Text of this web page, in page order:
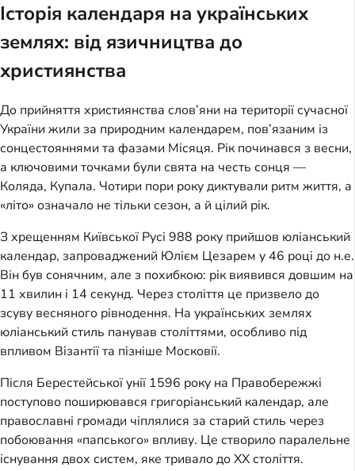
Історія календаря на українських
землях: від язичництва до
християнства
До прийняття християнства слов’яни на території сучасної
України жили за природним календарем, пов’язаним із
сонцестояннями та фазами Місяця. Рік починався з весни,
а ключовими точками були свята на честь сонця —
Коляда, Купала. Чотири пори року диктували ритм життя, а
«літо» означало не тільки сезон, а й цілий рік.
З хрещенням Київської Русі 988 року прийшов юліанський
календар, запроваджений Юлієм Цезарем у 46 році до н.е.
Він був сонячним, але з похибкою: рік виявився довшим на
11 хвилин і 14 секунд. Через століття це призвело до
зсуву весняного рівнодення. На українських землях
юліанський стиль панував століттями, особливо під
впливом Візантії та пізніше Московії.
Після Берестейської унії 1596 року на Правобережжі
поступово поширювався григоріанський календар, але
православні громади чіплялися за старий стиль через
побоювання «папського» впливу. Це створило паралельне
існування двох систем, яке тривало до XX століття.